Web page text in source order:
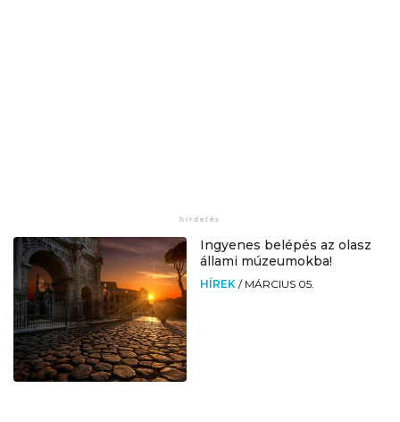
Ingyenes belépés az olasz
állami múzeumokba!
HÍREK / MÁRCIUS 05.